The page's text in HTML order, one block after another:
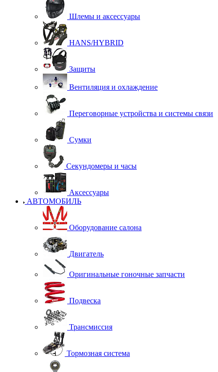
Шлемы и аксессуары
HANS/HYBRID
Защиты
Вентиляция и охлаждение
Переговорные устройства и системы связи
Сумки
Секундомеры и часы
Аксессуары
АВТОМОБИЛЬ
Оборудование салона
Двигатель
Оригинальные гоночные запчасти
Подвеска
Трансмиссия
Тормозная система